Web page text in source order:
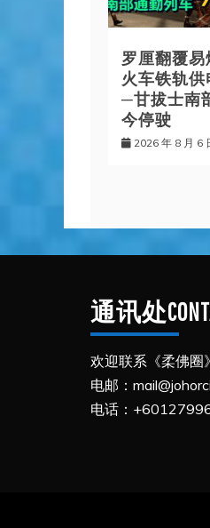
罗厘翻覆
火车铁轨供
─甘拔士南
今停驶
2026 年 8 月 6
通讯处
欢迎联系《柔佛圈
电邮：
电话：